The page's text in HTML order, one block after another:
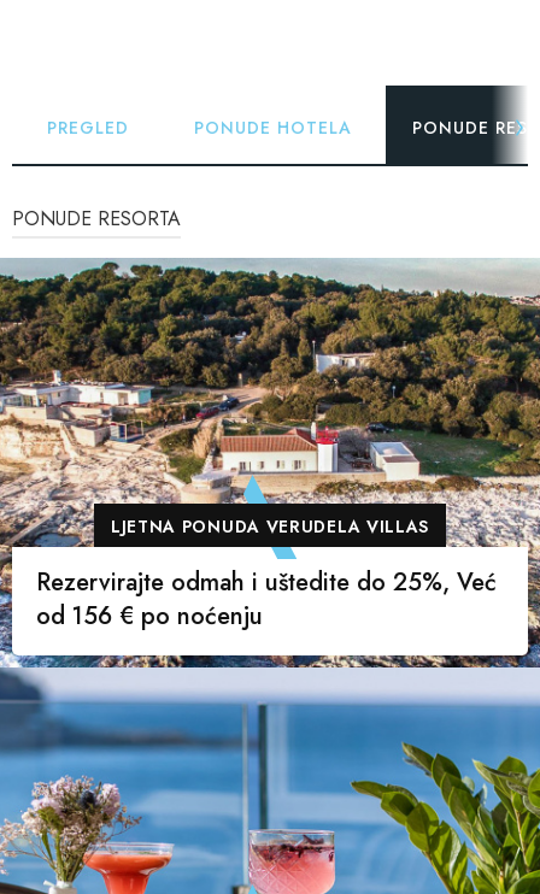
PREGLED PONUDE HOTELA PONUDE
PONUDE RESORTA
LJETNA PONUDA VERUDELA VILLAS
Rezervirajte odmah i uštedite do 25%, Već
od 156 € po noćenju